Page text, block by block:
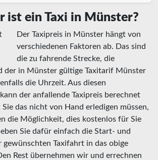
ist ein Taxi in Münster?
Der Taxipreis in Münster hängt von
verschiedenen Faktoren ab. Das sind
die zu fahrende Strecke, die
der in Münster gültige Taxitarif Münster
die Uhrzeit. Aus diesen
der anfallende Taxipreis berechnet
das nicht von Hand erledigen müssen,
die Möglichkeit, dies kostenlos für Sie
Sie dafür einfach die Start- und
gewünschten Taxifahrt in das obige
Rest übernehmen wir und errechnen